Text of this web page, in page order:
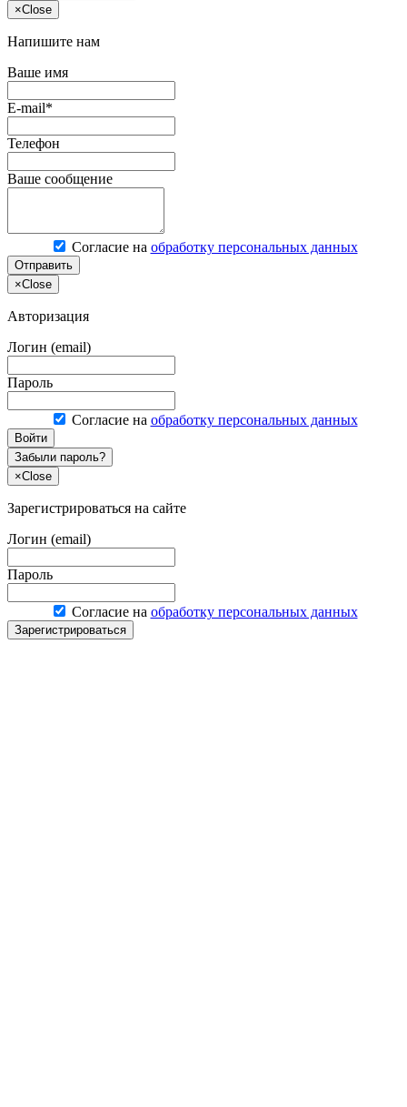
×Close
Напишите нам
Ваше имя
E-mail*
Телефон
Ваше сообщение
Согласие на обработку персональных данных
Отправить
×Close
Авторизация
Логин (email)
Пароль
Согласие на обработку персональных данных
Войти
Забыли пароль?
×Close
Зарегистрироваться на сайте
Логин (email)
Пароль
Согласие на обработку персональных данных
Зарегистрироваться